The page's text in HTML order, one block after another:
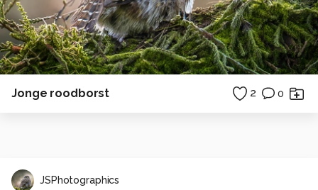
Jonge roodborst 2 0
JSPhotographics